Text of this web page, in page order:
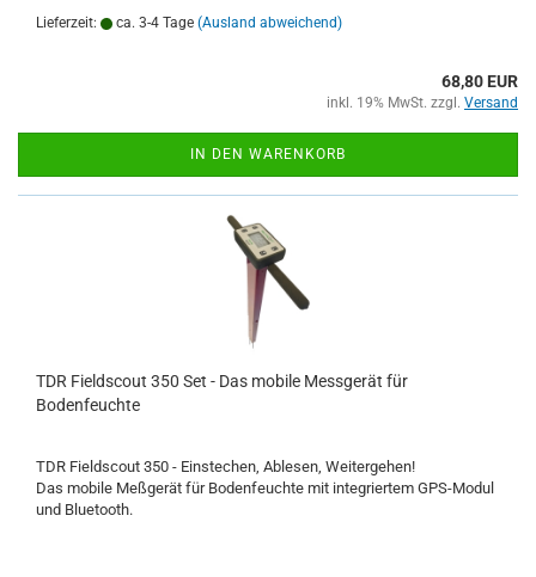
Lieferzeit: ca. 3-4 Tage (Ausland abweichend)
68,80 EUR
inkl. 19% MwSt. zzgl. Versand
IN DEN WARENKORB
TDR Fieldscout 350 Set - Das mobile Messgerät für
Bodenfeuchte
TDR Fieldscout 350 - Einstechen, Ablesen, Weitergehen!
Das mobile Meßgerät für Bodenfeuchte mit integriertem GPS-Modul
und Bluetooth.